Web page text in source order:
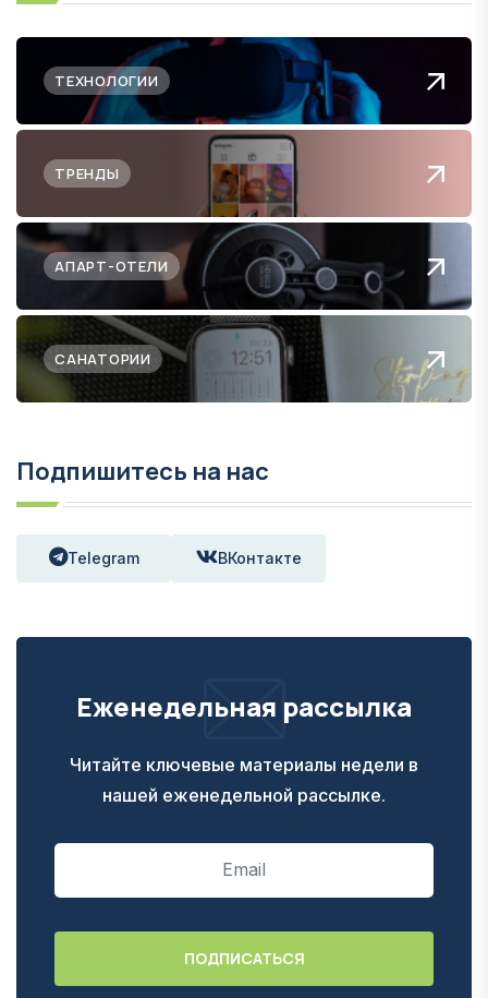
ТЕХНОЛОГИИ
ТРЕНДЫ
АПАРТ-ОТЕЛИ
САНАТОРИИ
Подпишитесь на нас
Telegram ВКонтакте
Еженедельная рассылка
Читайте ключевые материалы недели в
нашей еженедельной рассылке.